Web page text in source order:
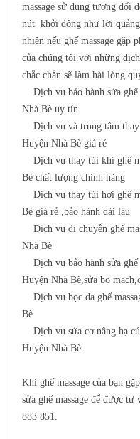
massage sử dụng tương đối
nút khởi động như lời
nhiên nếu ghế massage
của chúng tôi.với những
chắc chắn sẽ làm hài lòng
Dịch vụ bảo hành sửa
Nhà Bè uy tín
Dịch vụ và trung tâm thay
Huyện Nhà Bè giá rẻ
Dịch vụ thay túi khí ghế
Bè chất lượng chính hãng
Dịch vụ thay túi hơi ghế
Bè giá rẻ ,bảo hành dài lâu
Dịch vụ di chuyển ghế
Nhà Bè
Dịch vụ bảo hành sửa
Huyện Nhà Bè,sửa bo
Dịch vụ bọc da ghế
Bè
Dịch vụ sửa cơ nâng hạ
Huyện Nhà Bè
Khi ghế massage của bạn
sửa ghế massage để được tư
883 851.